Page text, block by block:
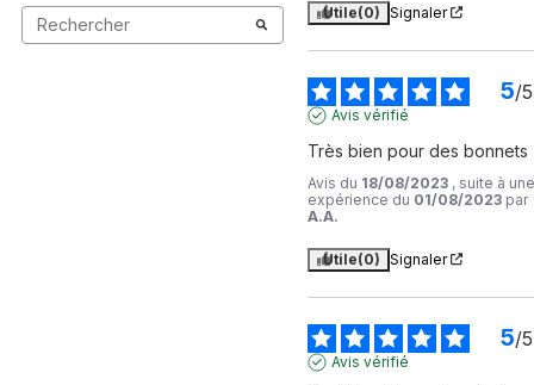
Utile(0) Signaler
5/5
Avis vérifié
Très bien pour des bonnets
Avis du 18/08/2023 , suite à une
expérience du 01/08/2023 par
A.A.
Utile(0) Signaler
5/5
Avis vérifié